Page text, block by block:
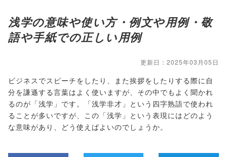
浅学の意味や使い方・例文や用例・敬
語や手紙での正しい用例
更新日：2025年03月05日
ビジネスでスピーチをしたり、また挨拶をしたりする際に自
分を謙遜する言葉はよく使いますが、その中でもよく聞かれ
るのが「浅学」です。「浅学非才」という四字熟語で使われ
ることが多いですが、この「浅学」という表現にはどのよう
な意味があり、どう使えばよいのでしょうか。